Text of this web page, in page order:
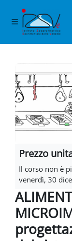
Pannello laterale
Blocchi
Prezzo
Il corso non è
venerdì, 30